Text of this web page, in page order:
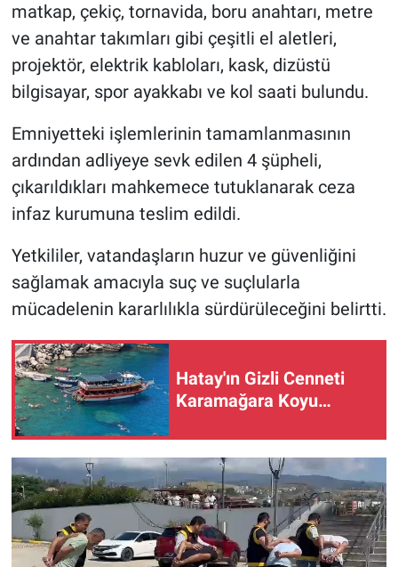
matkap, çekiç, tornavida, boru anahtarı, metre
ve anahtar takımları gibi çeşitli el aletleri,
projektör, elektrik kabloları, kask, dizüstü
bilgisayar, spor ayakkabı ve kol saati bulundu.
Emniyetteki işlemlerinin tamamlanmasının
ardından adliyeye sevk edilen 4 şüpheli,
çıkarıldıkları mahkemece tutuklanarak ceza
infaz kurumuna teslim edildi.
Yetkililer, vatandaşların huzur ve güvenliğini
sağlamak amacıyla suç ve suçlularla
mücadelenin kararlılıkla sürdürüleceğini belirtti.
Hatay'ın Gizli Cenneti
Karamağara Koyu…